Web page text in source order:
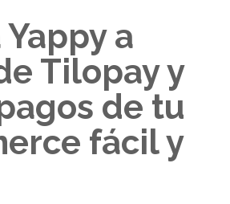
a
Tilopay y
de tu
fácil y